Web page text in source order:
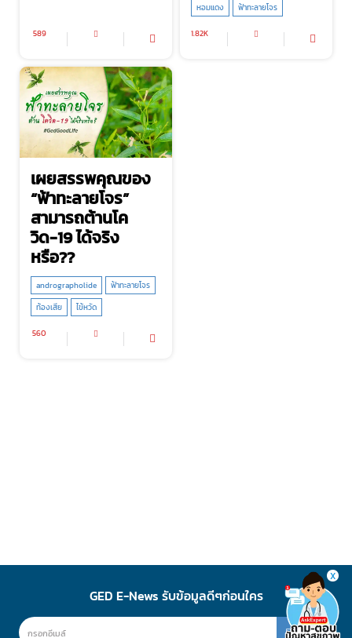
589
หอมแดง
ฟ้าทะลายโจร
1.82K
เผยสรรพคุณของ
“ฟ้าทะลายโจร”
สามารถต้านโค
วิด-19 ได้จริง
หรือ??
andrographolide
ฟ้าทะลายโจร
ท้องเสีย
ไข้หวัด
560
GED E-News รับข้อมูลดีๆก่อนใคร
สมัคร
X